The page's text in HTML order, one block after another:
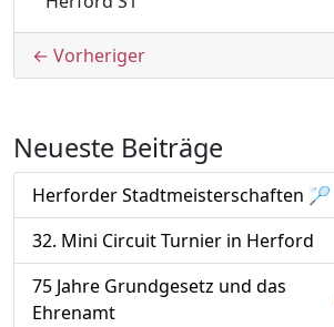
Beitragsnavigation
← Vorheriger
Neueste Beiträge
Herforder Stadtmeisterschaften 🏸
32. Mini Circuit Turnier in Herford
75 Jahre Grundgesetz und das
Ehrenamt